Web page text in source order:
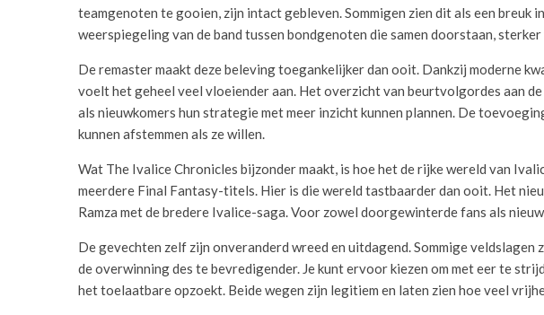
teamgenoten te gooien, zijn intact gebleven. Sommigen zien dit als een breuk
weerspiegeling van de band tussen bondgenoten die samen doorstaan,
De remaster maakt deze beleving toegankelijker dan ooit. Dankzij moderne
voelt het geheel veel vloeiender aan. Het overzicht van beurtvolgordes aan
als nieuwkomers hun strategie met meer inzicht kunnen plannen. De
kunnen afstemmen als ze willen.
Wat The Ivalice Chronicles bijzonder maakt, is hoe het de rijke wereld van
meerdere Final Fantasy-titels. Hier is die wereld tastbaarder dan ooit. Het
Ramza met de bredere Ivalice-saga. Voor zowel doorgewinterde fans als
De gevechten zelf zijn onveranderd wreed en uitdagend. Sommige
de overwinning des te bevredigender. Je kunt ervoor kiezen om met eer te
het toelaatbare opzoekt. Beide wegen zijn legitiem en laten zien hoe veel